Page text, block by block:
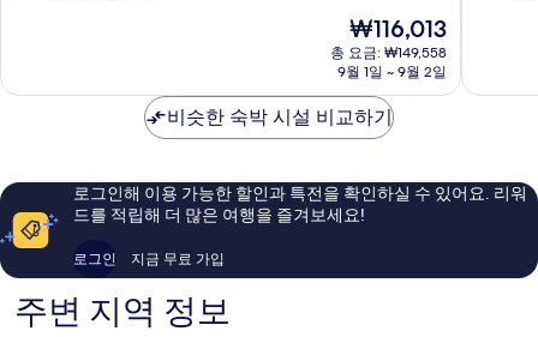
점,
아
이
용
1,002
현
재
요
₩116,013
₩116,013
총 요금: ₩149,558
9월 1일 ~ 9월 2일
점,
요,
이
비슷한 숙박 시설 비교하기
로그인해 이용 가능한 할인과 특전을 확인하실 수 있어요. 리워
드를 적립해 더 많은 여행을 즐겨보세요!
로그인 지금 무료 가입
주변 지역 정보